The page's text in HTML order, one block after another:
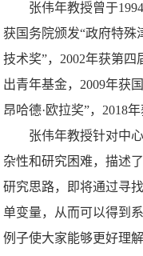
张伟年教授曾于
获国务院颁发“政府特殊
技术奖”， 2002年获第四
出青年基金， 2009年获
昂哈德·欧拉奖”， 2018年
张伟年教授针对中
杂性和研究困难，描述
研究思路，即将通过寻
单变量，从而可以得到
例子使大家能够更好理